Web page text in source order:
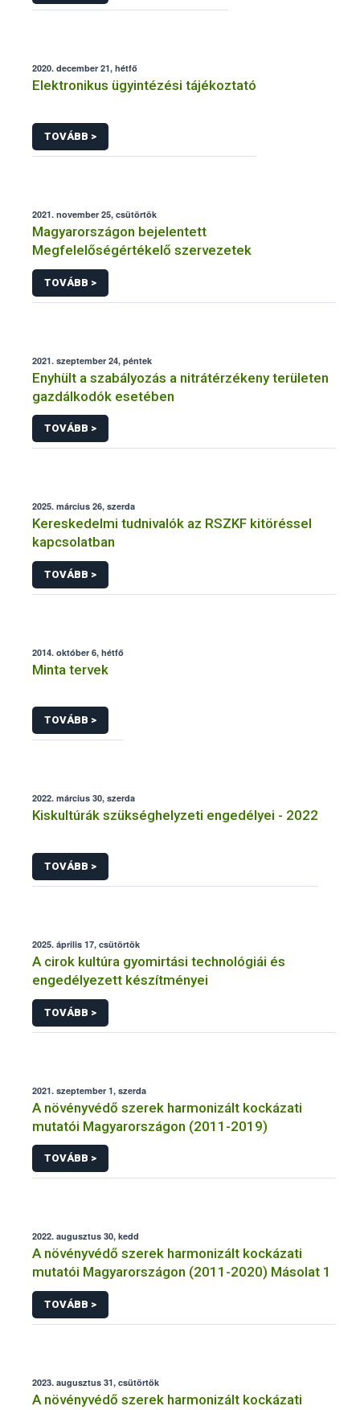
2020. december 21, hétfő
Elektronikus ügyintézési tájékoztató
TOVÁBB >
2021. november 25, csütörtök
Magyarországon bejelentett
Megfelelőségértékelő szervezetek
TOVÁBB >
2021. szeptember 24, péntek
Enyhült a szabályozás a nitrátérzékeny területen
gazdálkodók esetében
TOVÁBB >
2025. március 26, szerda
Kereskedelmi tudnivalók az RSZKF kitöréssel
kapcsolatban
TOVÁBB >
2014. október 6, hétfő
Minta tervek
TOVÁBB >
2022. március 30, szerda
Kiskultúrák szükséghelyzeti engedélyei - 2022
TOVÁBB >
2025. április 17, csütörtök
A cirok kultúra gyomirtási technológiái és
engedélyezett készítményei
TOVÁBB >
2021. szeptember 1, szerda
A növényvédő szerek harmonizált kockázati
mutatói Magyarországon (2011-2019)
TOVÁBB >
2022. augusztus 30, kedd
A növényvédő szerek harmonizált kockázati
mutatói Magyarországon (2011-2020) Másolat 1
TOVÁBB >
2023. augusztus 31, csütörtök
A növényvédő szerek harmonizált kockázati